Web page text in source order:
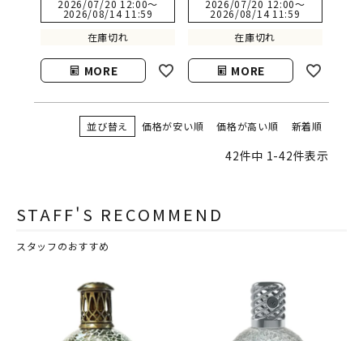
2026/07/20 12:00〜
2026/08/14 11:59
在庫切れ
MORE
2026/07/20 12:00〜
2026/08/14 11:59
在庫切れ
MORE
並び替え 価格が安い順 価格が高い順 新着順
42件中 1-42件表示
STAFF'S RECOMMEND
スタッフのおすすめ